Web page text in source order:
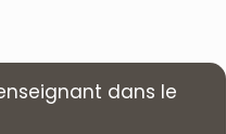
dans le